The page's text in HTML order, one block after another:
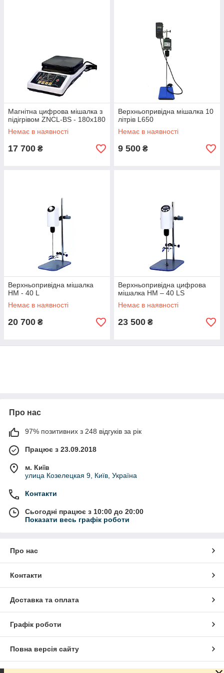
Магнітна цифрова мішалка з
підігрівом ZNCL-BS - 180x180
Немає в наявності
17 700 ₴
Верхньопривідна мішалка 10
літрів L650
Немає в наявності
9 500 ₴
Верхньопривідна мішалка
НМ - 40 L
Немає в наявності
20 700 ₴
Верхньопривідна цифрова
мішалка НМ – 40 LS
Немає в наявності
23 500 ₴
Про нас
97% позитивних з 248 відгуків за рік
Працює з 23.09.2018
м. Київ
улица Козелецкая 9, Київ, Україна
Контакти
Сьогодні працює з 10:00 до 20:00
Показати весь графік роботи
Про нас
Контакти
Доставка та оплата
Графік роботи
Повна версія сайту